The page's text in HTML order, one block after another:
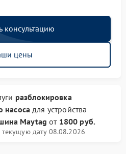
консультацию
цены
разблокировка
насоса для устройства
Maytag от 1800 руб.
текущую дату 08.08.2026